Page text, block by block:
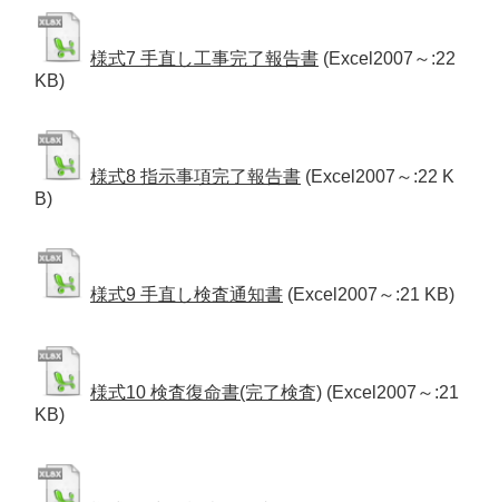
様式7 手直し工事完了報告書 (Excel2007～:22
KB)
様式8 指示事項完了報告書 (Excel2007～:22 K
B)
様式9 手直し検査通知書 (Excel2007～:21 KB)
様式10 検査復命書(完了検査) (Excel2007～:21
KB)